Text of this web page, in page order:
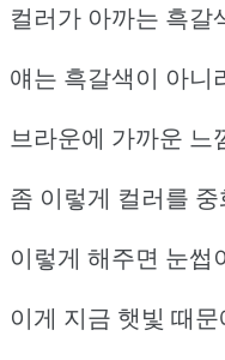
컬러가 아까는 흑갈
얘는 흑갈색이 아니
브라운에 가까운 느
좀 이렇게 컬러를
이렇게 해주면 눈썹
이게 지금 햇빛 때